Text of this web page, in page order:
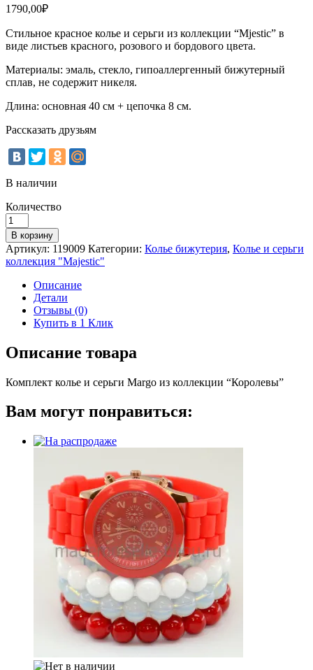
1790,00₽
Стильное красное колье и серьги из коллекции “Mjestic” в
виде листьев красного, розового и бордового цвета.
Материалы: эмаль, стекло, гипоаллергенный бижутерный
сплав, не содержит никеля.
Длина: основная 40 см + цепочка 8 см.
Рассказать друзьям
В наличии
Количество
Количество
Комплект
колье
и
серьги
Margo
В корзину
Артикул: 119009 Категории: Колье бижутерия, Колье и серьги
коллекция "Majestic"
Описание
Детали
Отзывы (0)
Купить в 1 Клик
Описание товара
Комплект колье и серьги Margo из коллекции “Королевы”
Вам могут понравиться: